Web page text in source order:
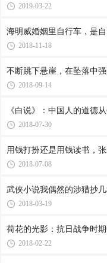
图书策划
2019-03-22
海明威婚姻里自行车，是
2018-11-18
不断跳下悬崖，在坠落中
2018-09-14
《白说》：中国人的道德
2018-07-30
用钱打扮还是用钱读书，
2018-07-08
武侠小说我偶然的涉猎抄
2018-03-19
荷花的光影：抗日战争时
2018-02-22